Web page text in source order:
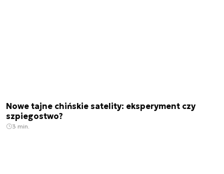
Nowe tajne chińskie satelity: eksperyment czy
szpiegostwo?
3 min.